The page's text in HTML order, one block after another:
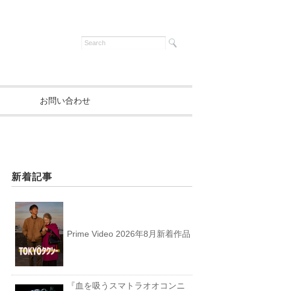
お問い合わせ
新着記事
Prime Video 2026年8月新着作品
『血を吸うスマトラオオコンニ